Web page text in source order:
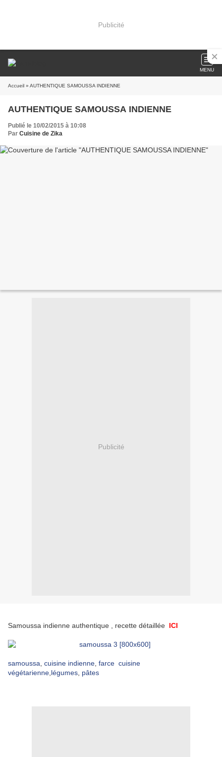
Publicité
MENU
Accueil » AUTHENTIQUE SAMOUSSA INDIENNE
AUTHENTIQUE SAMOUSSA INDIENNE
Publié le 10/02/2015 à 10:08
Par Cuisine de Zika
Publicité
Samoussa indienne authentique , recette détaillée ICI
samoussa cuisine indienne farce cuisine
végétarienne légumes pâtes